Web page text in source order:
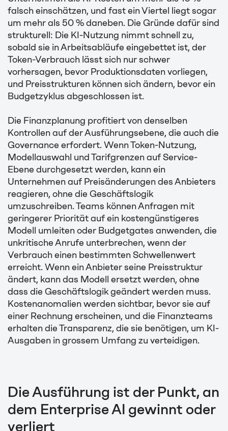
falsch einschätzen, und fast ein Viertel liegt sogar
um mehr als 50 % daneben. Die Gründe dafür sind
strukturell: Die KI-Nutzung nimmt schnell zu,
sobald sie in Arbeitsabläufe eingebettet ist, der
Token-Verbrauch lässt sich nur schwer
vorhersagen, bevor Produktionsdaten vorliegen,
und Preisstrukturen können sich ändern, bevor ein
Budgetzyklus abgeschlossen ist.
Die Finanzplanung profitiert von denselben
Kontrollen auf der Ausführungsebene, die auch die
Governance erfordert. Wenn Token-Nutzung,
Modellauswahl und Tarifgrenzen auf Service-
Ebene durchgesetzt werden, kann ein
Unternehmen auf Preisänderungen des Anbieters
reagieren, ohne die Geschäftslogik
umzuschreiben. Teams können Anfragen mit
geringerer Priorität auf ein kostengünstigeres
Modell umleiten oder Budgetgates anwenden, die
unkritische Anrufe unterbrechen, wenn der
Verbrauch einen bestimmten Schwellenwert
erreicht. Wenn ein Anbieter seine Preisstruktur
ändert, kann das Modell ersetzt werden, ohne
dass die Geschäftslogik geändert werden muss.
Kostenanomalien werden sichtbar, bevor sie auf
einer Rechnung erscheinen, und die Finanzteams
erhalten die Transparenz, die sie benötigen, um KI-
Ausgaben in grossem Umfang zu verteidigen.
Die Ausführung ist der Punkt, an
dem Enterprise AI gewinnt oder
verliert